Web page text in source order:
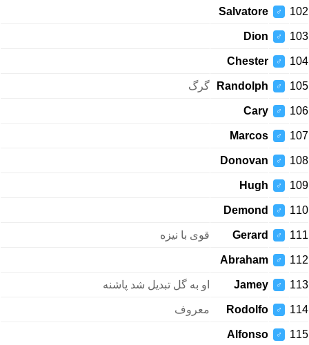
102
♂
Salvatore
103
♂
Dion
104
♂
Chester
105
♂
Randolph گرگ
106
♂
Cary
107
♂
Marcos
108
♂
Donovan
109
♂
Hugh
110
♂
Demond
111
♂
Gerard قوی با نیزه
112
♂
Abraham
113
♂
Jamey او به گل تبدیل شد پاشنه
114
♂
Rodolfo معروف
115
♂
Alfonso